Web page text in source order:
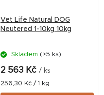
Vet Life Natural DOG
Neutered 1-10kg 10kg
Skladem (>5 ks)
2 563 Kč / ks
Měrná
cena:
256,30 Kč / 1 kg